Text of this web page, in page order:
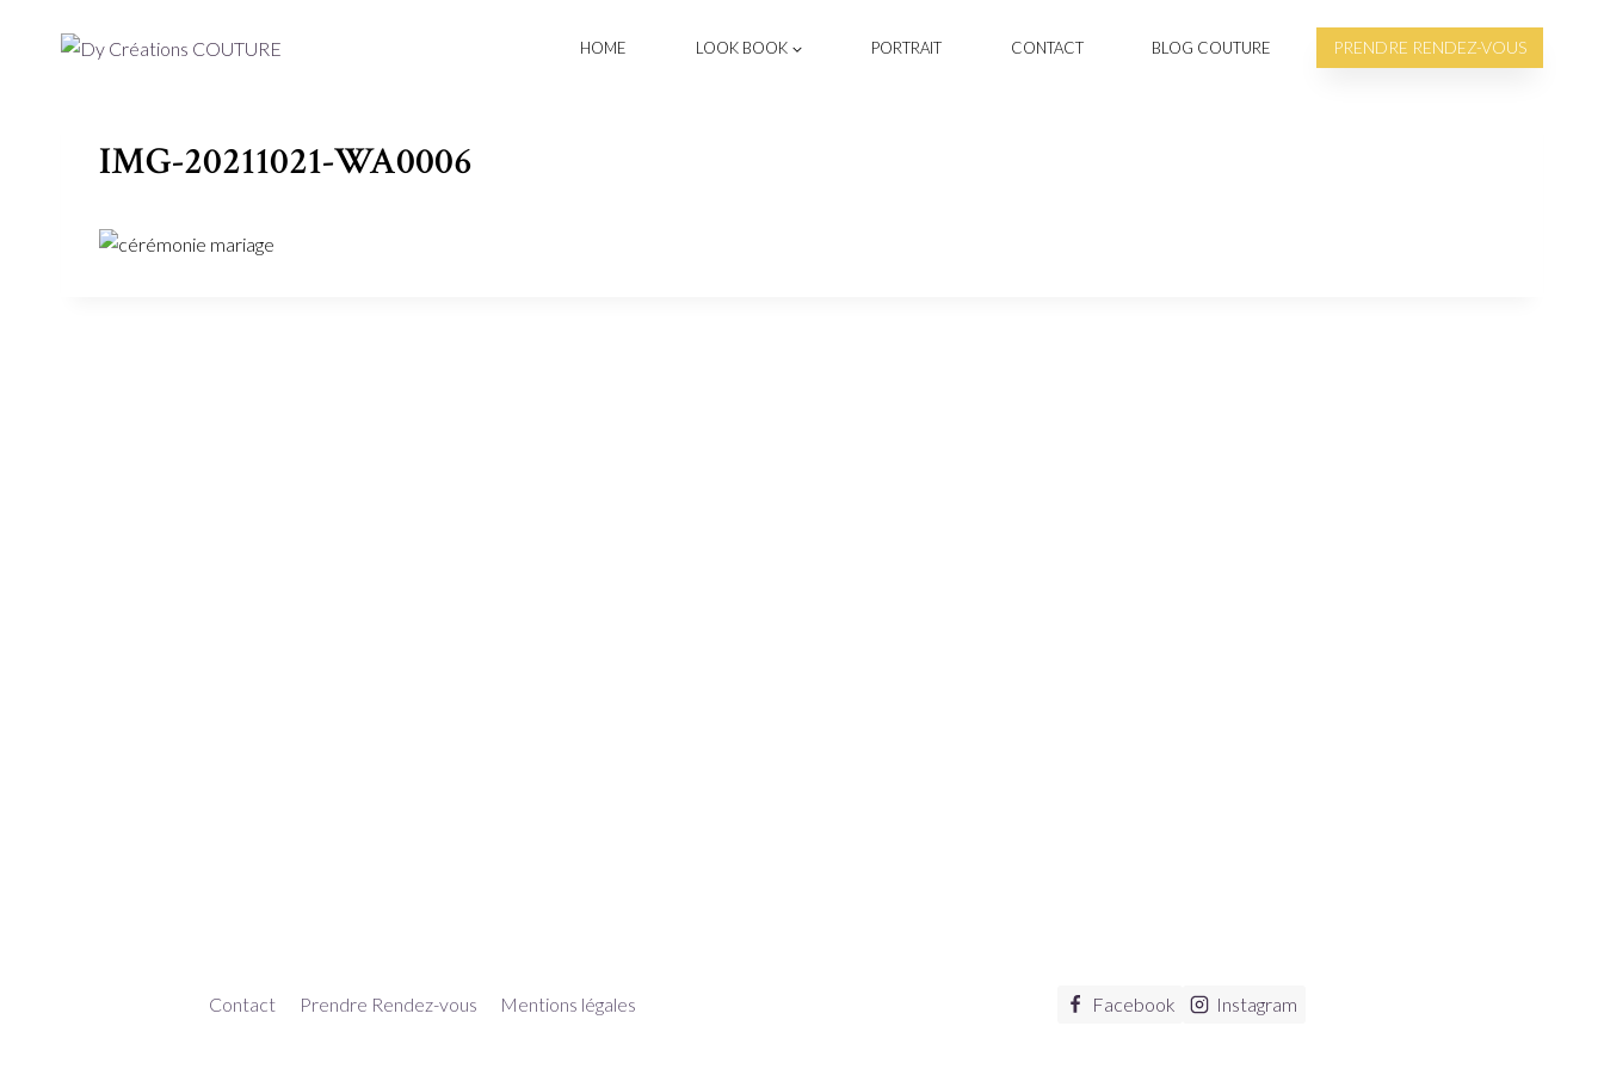
HOME LOOK BOOK PORTRAIT CONTACT BLOG COUTURE PRENDRE RENDEZ-VOUS
IMG-20211021-WA0006
Contact Prendre Rendez-vous Mentions légales Facebook Instagram